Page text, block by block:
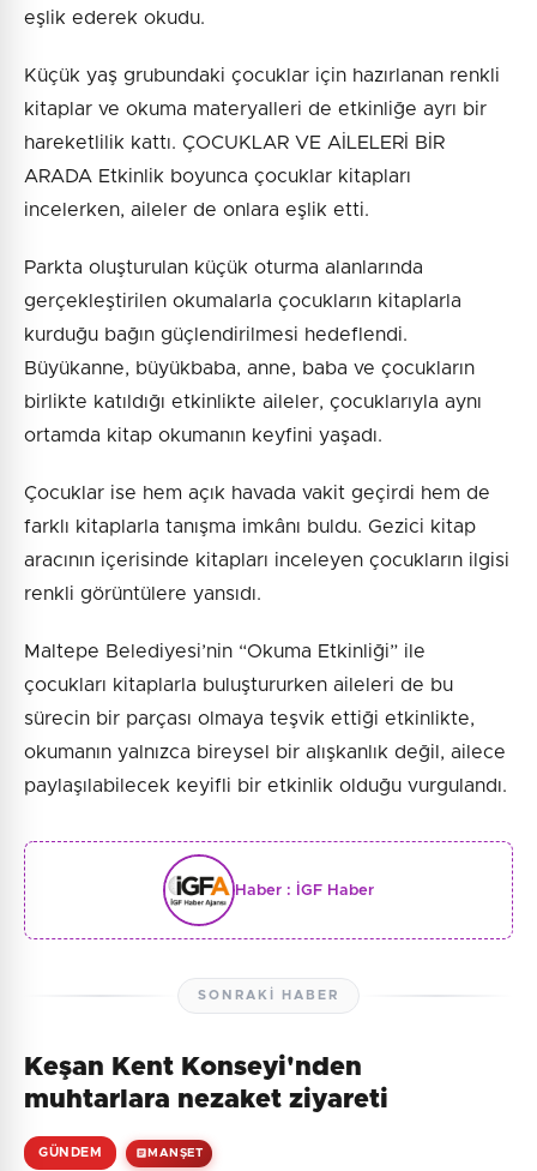
eşlik ederek okudu.
Küçük yaş grubundaki çocuklar için hazırlanan renkli
kitaplar ve okuma materyalleri de etkinliğe ayrı bir
hareketlilik kattı. ÇOCUKLAR VE AİLELERİ BİR
ARADA Etkinlik boyunca çocuklar kitapları
incelerken, aileler de onlara eşlik etti.
Parkta oluşturulan küçük oturma alanlarında
gerçekleştirilen okumalarla çocukların kitaplarla
kurduğu bağın güçlendirilmesi hedeflendi.
Büyükanne, büyükbaba, anne, baba ve çocukların
birlikte katıldığı etkinlikte aileler, çocuklarıyla aynı
ortamda kitap okumanın keyfini yaşadı.
Çocuklar ise hem açık havada vakit geçirdi hem de
farklı kitaplarla tanışma imkânı buldu. Gezici kitap
aracının içerisinde kitapları inceleyen çocukların ilgisi
renkli görüntülere yansıdı.
Maltepe Belediyesi’nin “Okuma Etkinliği” ile
çocukları kitaplarla buluştururken aileleri de bu
sürecin bir parçası olmaya teşvik ettiği etkinlikte,
okumanın yalnızca bireysel bir alışkanlık değil, ailece
paylaşılabilecek keyifli bir etkinlik olduğu vurgulandı.
Haber : İGF Haber
SONRAKI HABER
Keşan Kent Konseyi'nden
muhtarlara nezaket ziyareti
GÜNDEM MANŞET